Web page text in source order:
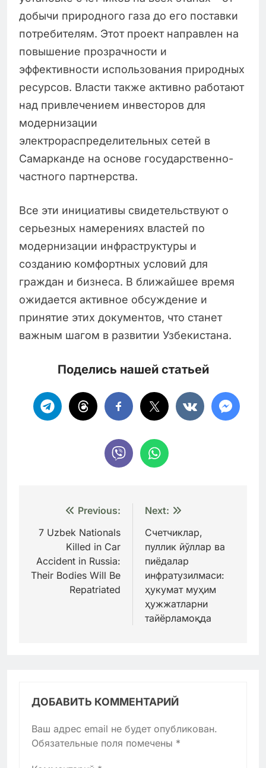
добычи природного газа до его поставки
потребителям. Этот проект направлен на
повышение прозрачности и
эффективности использования природных
ресурсов. Власти также активно работают
над привлечением инвесторов для
модернизации
электрораспределительных сетей в
Самарканде на основе государственно-
частного партнерства.
Все эти инициативы свидетельствуют о
серьезных намерениях властей по
модернизации инфраструктуры и
созданию комфортных условий для
граждан и бизнеса. В ближайшее время
ожидается активное обсуждение и
принятие этих документов, что станет
важным шагом в развитии Узбекистана.
Поделись нашей статьей
Навигация
по
записям
Previous:
7 Uzbek Nationals
Killed in Car
Accident in Russia:
Their Bodies Will Be
Repatriated
Next:
Счетчиклар,
пуллик йўллар ва
пиёдалар
инфратузилмаси:
ҳукумат муҳим
ҳужжатларни
тайёрламоқда
ДОБАВИТЬ КОММЕНТАРИЙ
Ваш адрес email не будет опубликован.
Обязательные поля помечены *